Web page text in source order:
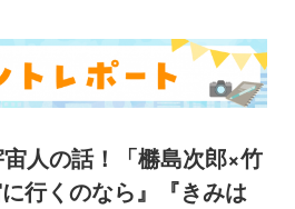
人の話！「橳島次郎×竹
行くのなら』『きみは